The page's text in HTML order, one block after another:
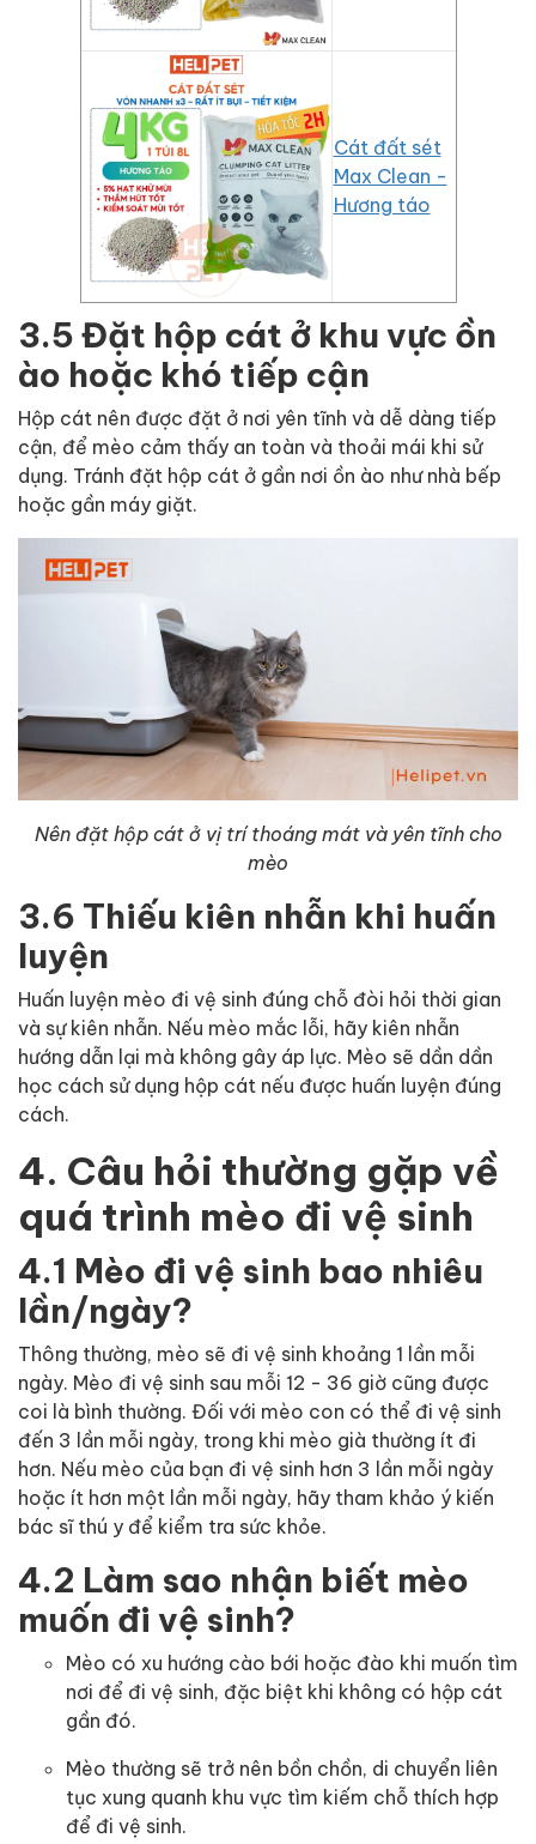
Cát đất sét
Max Clean -
Hương táo
3.5 Đặt hộp cát ở khu vực ồn
ào hoặc khó tiếp cận
Hộp cát nên được đặt ở nơi yên tĩnh và dễ dàng tiếp
cận, để mèo cảm thấy an toàn và thoải mái khi sử
dụng. Tránh đặt hộp cát ở gần nơi ồn ào như nhà bếp
hoặc gần máy giặt.
Nên đặt hộp cát ở vị trí thoáng mát và yên tĩnh cho
mèo
3.6 Thiếu kiên nhẫn khi huấn
luyện
Huấn luyện mèo đi vệ sinh đúng chỗ đòi hỏi thời gian
và sự kiên nhẫn. Nếu mèo mắc lỗi, hãy kiên nhẫn
hướng dẫn lại mà không gây áp lực. Mèo sẽ dần dần
học cách sử dụng hộp cát nếu được huấn luyện đúng
cách.
4. Câu hỏi thường gặp về
quá trình mèo đi vệ sinh
4.1 Mèo đi vệ sinh bao nhiêu
lần/ngày?
Thông thường, mèo sẽ đi vệ sinh khoảng 1 lần mỗi
ngày. Mèo đi vệ sinh sau mỗi 12 - 36 giờ cũng được
coi là bình thường. Đối với mèo con có thể đi vệ sinh
đến 3 lần mỗi ngày, trong khi mèo già thường ít đi
hơn. Nếu mèo của bạn đi vệ sinh hơn 3 lần mỗi ngày
hoặc ít hơn một lần mỗi ngày, hãy tham khảo ý kiến
bác sĩ thú y để kiểm tra sức khỏe.
4.2 Làm sao nhận biết mèo
muốn đi vệ sinh?
Mèo có xu hướng cào bới hoặc đào khi muốn tìm
nơi để đi vệ sinh, đặc biệt khi không có hộp cát
gần đó.
Mèo thường sẽ trở nên bồn chồn, di chuyển liên
tục xung quanh khu vực tìm kiếm chỗ thích hợp
để đi vệ sinh.